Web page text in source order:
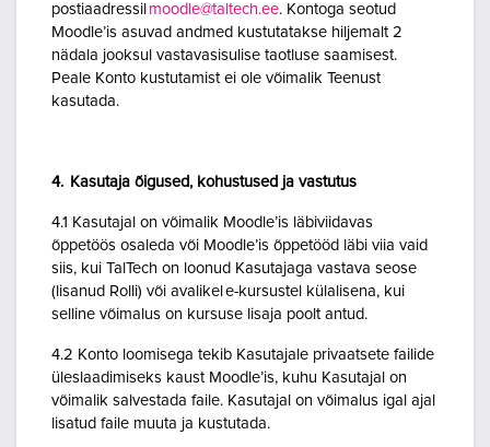
postiaadressil moodle@taltech.ee. Kontoga seotud
Moodle’is asuvad andmed kustutatakse hiljemalt 2
nädala jooksul vastavasisulise taotluse saamisest.
Peale Konto kustutamist ei ole võimalik Teenust
kasutada.
4. Kasutaja õigused, kohustused ja vastutus
4.1 Kasutajal on võimalik Moodle’is läbiviidavas
õppetöös osaleda või Moodle’is õppetööd läbi viia vaid
siis, kui TalTech on loonud Kasutajaga vastava seose
(lisanud Rolli) või avalikel e-kursustel külalisena, kui
selline võimalus on kursuse lisaja poolt antud.
4.2 Konto loomisega tekib Kasutajale privaatsete failide
üleslaadimiseks kaust Moodle’is, kuhu Kasutajal on
võimalik salvestada faile. Kasutajal on võimalus igal ajal
lisatud faile muuta ja kustutada.